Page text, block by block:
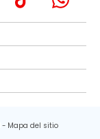
Mapa del sitio